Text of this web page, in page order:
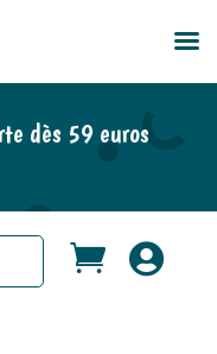
dès 59 euros
 